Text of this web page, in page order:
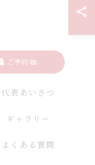
ご予約
代表あいさつ
ギャラリー
よくある質問